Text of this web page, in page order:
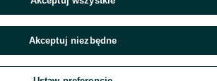
Akceptuj niezbędne